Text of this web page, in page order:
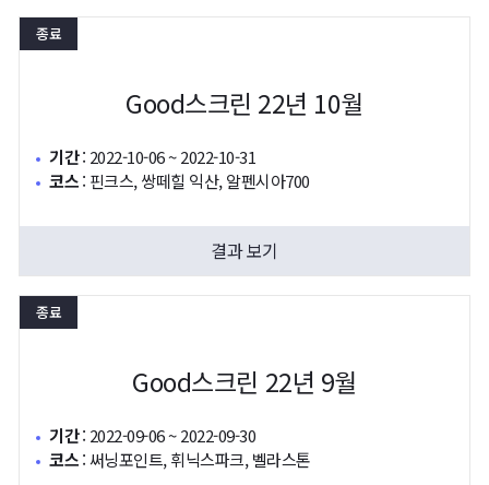
종료
Good스크린 22년 10월
기간: 2022-10-06 ~ 2022-10-31
코스: 핀크스, 쌍떼힐 익산, 알펜시아700
결과 보기
종료
Good스크린 22년 9월
기간: 2022-09-06 ~ 2022-09-30
코스:써닝포인트, 휘닉스파크, 벨라스톤